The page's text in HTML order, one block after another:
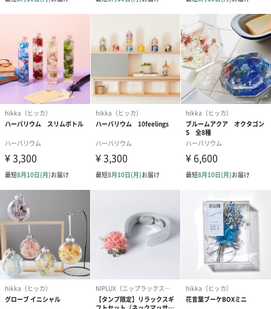
年齢に関係なく幅広い世代の女性に大変ご好評をいただいていま
す。忙しいけど癒しを求めている20代～30代の女性に人気です。
ご自宅で楽しめるインテリアとして男女問わずお求めいただけま
す。
花束の代わりに様々なシーンに最適
母の日、敬老の日、誕生日、記念日、歓送迎、入学卒業、お礼な
どあらゆるギフトシーンに最適です。インテリアとしてお家のど
の場所にもなじみます。生花ではないので食卓にも安心して飾る
ことができます。ちょっとした癒しを求めている方、お家時間を
楽しみたい方におすすめです。
選べるカラーは6種類
ピンク、イエロー、ブルーのカラーにつきましては、2つのデザイ
ンのうちのいずれかのお届けとなります。